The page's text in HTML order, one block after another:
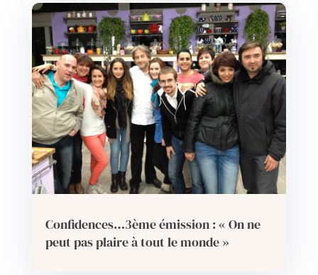
Confidences…3ème émission : « On ne
peut pas plaire à tout le monde »